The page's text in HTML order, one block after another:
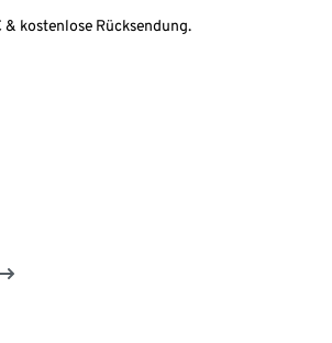
kostenlose Rücksendung.